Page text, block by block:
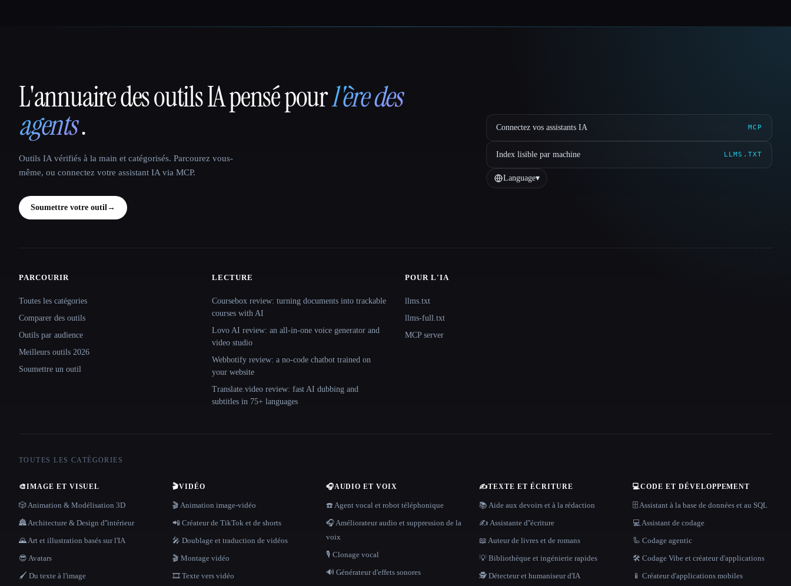
That AI Collection
L'annuaire des outils IA pensé pourl'ère des
agents.
Outils IA vérifiés à la main et catégorisés. Parcourez vous-
même, ou connectez votre assistant IA via MCP.
Soumettre votre outil →
Connectez vos assistants IA MCP
Index lisible par machine LLMS.TXT
Language▾
Site navigation
PARCOURIR
Toutes les catégories
Comparer des outils
Outils par audience
Meilleurs outils 2026
Soumettre un outil
LECTURE
Coursebox review: turning documents into trackable
courses with AI
Lovo AI review: an all-in-one voice generator and
video studio
Webbotify review: a no-code chatbot trained on
your website
Translate.video review: fast AI dubbing and
subtitles in 75+ languages
POUR L'IA
llms.txt
llms-full.txt
MCP server
TOUTES LES CATÉGORIES
🎨IMAGE ET VISUEL
🎲 Animation & Modélisation 3D
🏯 Architecture & Design d''intérieur
🌄 Art et illustration basés sur l'IA
😎 Avatars
🖌️ Du texte à l'image
🎬VIDÉO
🎬 Animation image-vidéo
📲 Créateur de TikTok et de shorts
🎤 Doublage et traduction de vidéos
🎬 Montage vidéo
🎞️ Texte vers vidéo
🎧AUDIO ET VOIX
☎️ Agent vocal et robot téléphonique
🎧 Améliorateur audio et suppression de la
voix
🎙️ Clonage vocal
🔊 Générateur d'effets sonores
✍️TEXTE ET ÉCRITURE
📚 Aide aux devoirs et à la rédaction
✍️ Assistante d''écriture
📖 Auteur de livres et de romans
💡 Bibliothèque et ingénierie rapides
🕵️ Détecteur et humaniseur d'IA
💻CODE ET DÉVELOPPEMENT
🗄️ Assistant à la base de données et au SQL
💻 Assistant de codage
🦾 Codage agentic
🛠️ Codage Vibe et créateur d'applications
📱 Créateur d'applications mobiles